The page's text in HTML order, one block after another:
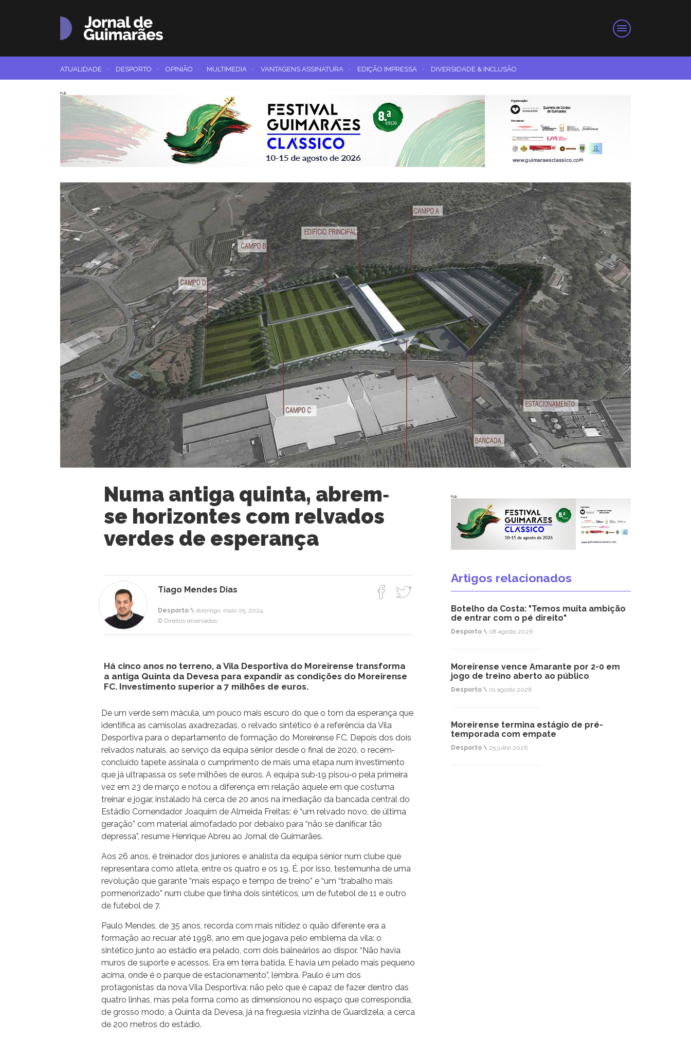
ATUALIDADE · DESPORTO · OPINIÃO · MULTIMEDIA · VANTAGENS ASSINATURA · EDIÇÃO IMPRESSA · DIVERSIDADE & INCLUSÃO
Pub
Numa antiga quinta, abrem‐
se horizontes com relvados
verdes de esperança
Tiago Mendes Dias
Desporto \ domingo, maio 05, 2024
© Direitos reservados
Há cinco anos no terreno, a Vila Desportiva do Moreirense transforma
a antiga Quinta da Devesa para expandir as condições do Moreirense
FC. Investimento superior a 7 milhões de euros.
De um verde sem mácula, um pouco mais escuro do que o tom da esperança que
identifica as camisolas axadrezadas, o relvado sintético é a referência da Vila
Desportiva para o departamento de formação do Moreirense FC. Depois dos dois
relvados naturais, ao serviço da equipa sénior desde o final de 2020, o recém‐
concluído tapete assinala o cumprimento de mais uma etapa num investimento
que já ultrapassa os sete milhões de euros. A equipa sub‐19 pisou‐o pela primeira
vez em 23 de março e notou a diferença em relação àquele em que costuma
treinar e jogar, instalado há cerca de 20 anos na imediação da bancada central do
Estádio Comendador Joaquim de Almeida Freitas: é “um relvado novo, de última
geração” com material almofadado por debaixo para “não se danificar tão
depressa”, resume Henrique Abreu ao Jornal de Guimarães.
Aos 26 anos, é treinador dos juniores e analista da equipa sénior num clube que
representara como atleta, entre os quatro e os 19. É, por isso, testemunha de uma
revolução que garante “mais espaço e tempo de treino” e “um “trabalho mais
pormenorizado” num clube que tinha dois sintéticos, um de futebol de 11 e outro
de futebol de 7.
Paulo Mendes, de 35 anos, recorda com mais nitidez o quão diferente era a
formação ao recuar até 1998, ano em que jogava pelo emblema da vila: o
sintético junto ao estádio era pelado, com dois balneários ao dispor. “Não havia
muros de suporte e acessos. Era em terra batida. E havia um pelado mais pequeno
acima, onde é o parque de estacionamento”, lembra. Paulo é um dos
protagonistas da nova Vila Desportiva: não pelo que é capaz de fazer dentro das
quatro linhas, mas pela forma como as dimensionou no espaço que correspondia,
de grosso modo, à Quinta da Devesa, já na freguesia vizinha de Guardizela, a cerca
de 200 metros do estádio.
Pub
Artigos relacionados
Botelho da Costa: "Temos muita ambição
de entrar com o pé direito"
Desporto \ 08 agosto 2026
Moreirense vence Amarante por 2-0 em
jogo de treino aberto ao público
Desporto \ 01 agosto 2026
Moreirense termina estágio de pré-
temporada com empate
Desporto \ 25 julho 2026